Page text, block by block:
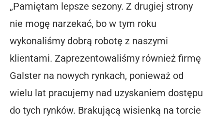
„Pamiętam lepsze sezony. Z drugiej strony
nie mogę narzekać, bo w tym roku
wykonaliśmy dobrą robotę z naszymi
klientami. Zaprezentowaliśmy również firmę
Galster na nowych rynkach, ponieważ od
wielu lat pracujemy nad uzyskaniem dostępu
do tych rynków. Brakującą wisienką na torcie